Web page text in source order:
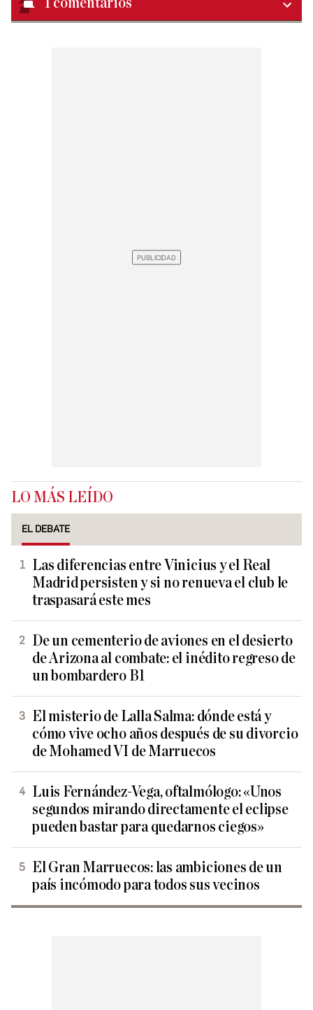
LO MÁS LEÍDO
EL DEBATE
Las diferencias entre Vinicius y el Real
Madrid persisten y si no renueva el club le
traspasará este mes
De un cementerio de aviones en el desierto
de Arizona al combate: el inédito regreso de
un bombardero B1
El misterio de Lalla Salma: dónde está y
cómo vive ocho años después de su divorcio
de Mohamed VI de Marruecos
Luis Fernández-Vega, oftalmólogo: «Unos
segundos mirando directamente el eclipse
pueden bastar para quedarnos ciegos»
El Gran Marruecos: las ambiciones de un
país incómodo para todos sus vecinos